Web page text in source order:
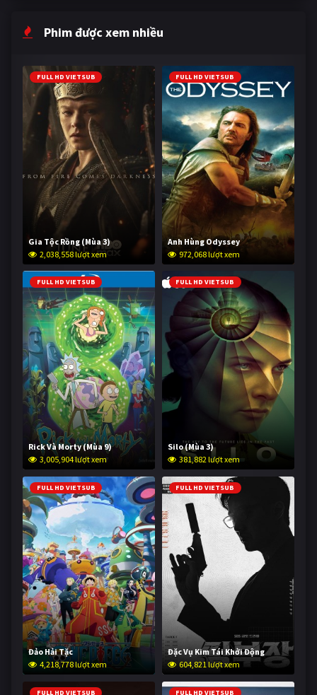
Phim được xem nhiều
FULL HD VIETSUB
Gia Tộc Rồng (Mùa 3)
2,038,558 lượt xem
FULL HD VIETSUB
Anh Hùng Odyssey
972,068 lượt xem
FULL HD VIETSUB
Rick Và Morty (Mùa 9)
3,005,904 lượt xem
FULL HD VIETSUB
Silo (Mùa 3)
381,882 lượt xem
FULL HD VIETSUB
Đảo Hải Tặc
4,218,778 lượt xem
FULL HD VIETSUB
Đặc Vụ Kim Tái Khởi Động
604,821 lượt xem
FULL HD VIETSUB FULL HD VIETSUB